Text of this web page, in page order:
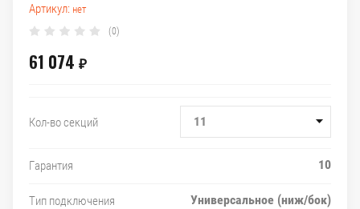
Артикул: нет
(0)
61 074 ₽
Кол-во секций 11
Гарантия 10
Тип подключения Универсальное (ниж/бок)